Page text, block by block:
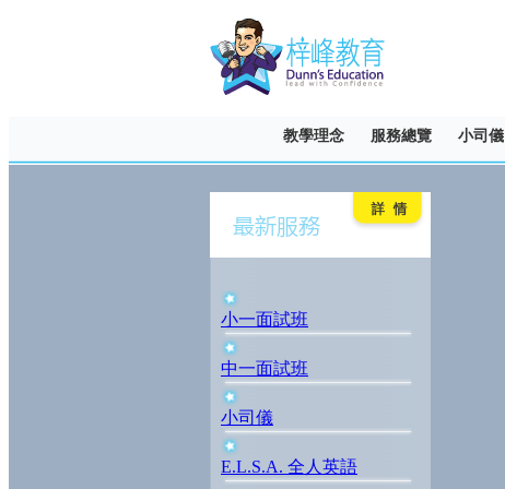
教學理念 服務總覽 小司儀
小一面試班
中一面試班
小司儀
E.L.S.A. 全人英語